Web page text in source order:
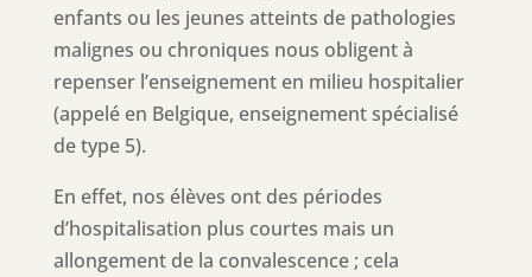
enfants ou les jeunes atteints de pathologies
malignes ou chroniques nous obligent à
repenser l’enseignement en milieu hospitalier
(appelé en Belgique, enseignement spécialisé
de type 5).
En effet, nos élèves ont des périodes
d’hospitalisation plus courtes mais un
allongement de la convalescence ; cela